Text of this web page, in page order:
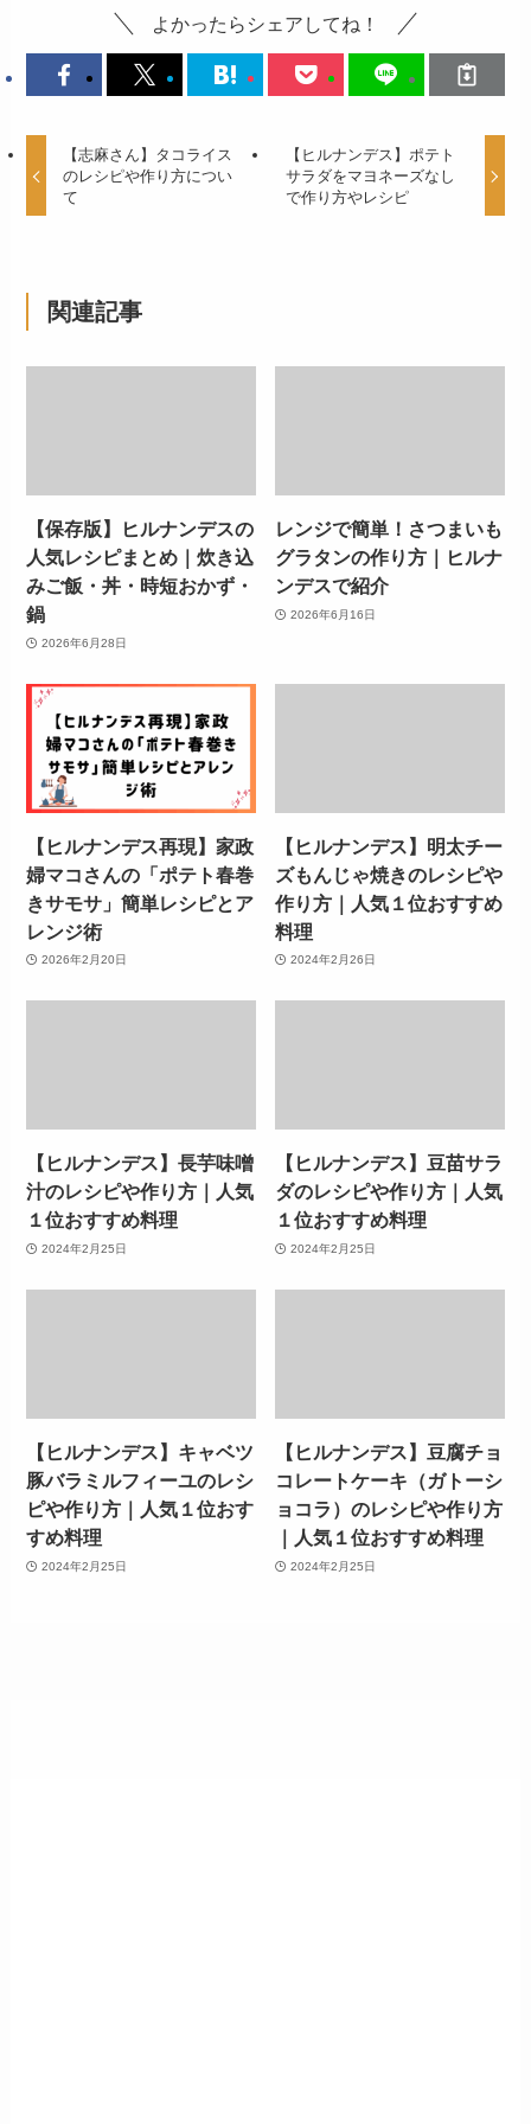
よかったらシェアしてね！
【志麻さん】タコライス
のレシピや作り方につい
て
【ヒルナンデス】ポテト
サラダをマヨネーズなし
で作り方やレシピ
関連記事
【保存版】ヒルナンデスの
人気レシピまとめ｜炊き込
みご飯・丼・時短おかず・
鍋
2026年6月28日
レンジで簡単！さつまいも
グラタンの作り方｜ヒルナ
ンデスで紹介
2026年6月16日
【ヒルナンデス再現】家政
婦マコさんの「ポテト春巻
きサモサ」簡単レシピとア
レンジ術
2026年2月20日
【ヒルナンデス】明太チー
ズもんじゃ焼きのレシピや
作り方｜人気１位おすすめ
料理
2024年2月26日
【ヒルナンデス】長芋味噌
汁のレシピや作り方｜人気
１位おすすめ料理
2024年2月25日
【ヒルナンデス】豆苗サラ
ダのレシピや作り方｜人気
１位おすすめ料理
2024年2月25日
【ヒルナンデス】キャベツ
豚バラミルフィーユのレシ
ピや作り方｜人気１位おす
すめ料理
2024年2月25日
【ヒルナンデス】豆腐チョ
コレートケーキ（ガトーシ
ョコラ）のレシピや作り方
｜人気１位おすすめ料理
2024年2月25日